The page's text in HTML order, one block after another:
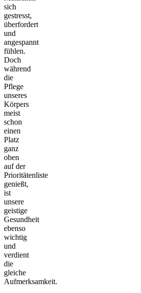
sich
gestresst,
überfordert
und
angespannt
fühlen.
Doch
während
die
Pflege
unseres
Körpers
meist
schon
einen
Platz
ganz
oben
auf der
Prioritätenliste
genießt,
ist
unsere
geistige
Gesundheit
ebenso
wichtig
und
verdient
die
gleiche
Aufmerksamkeit.